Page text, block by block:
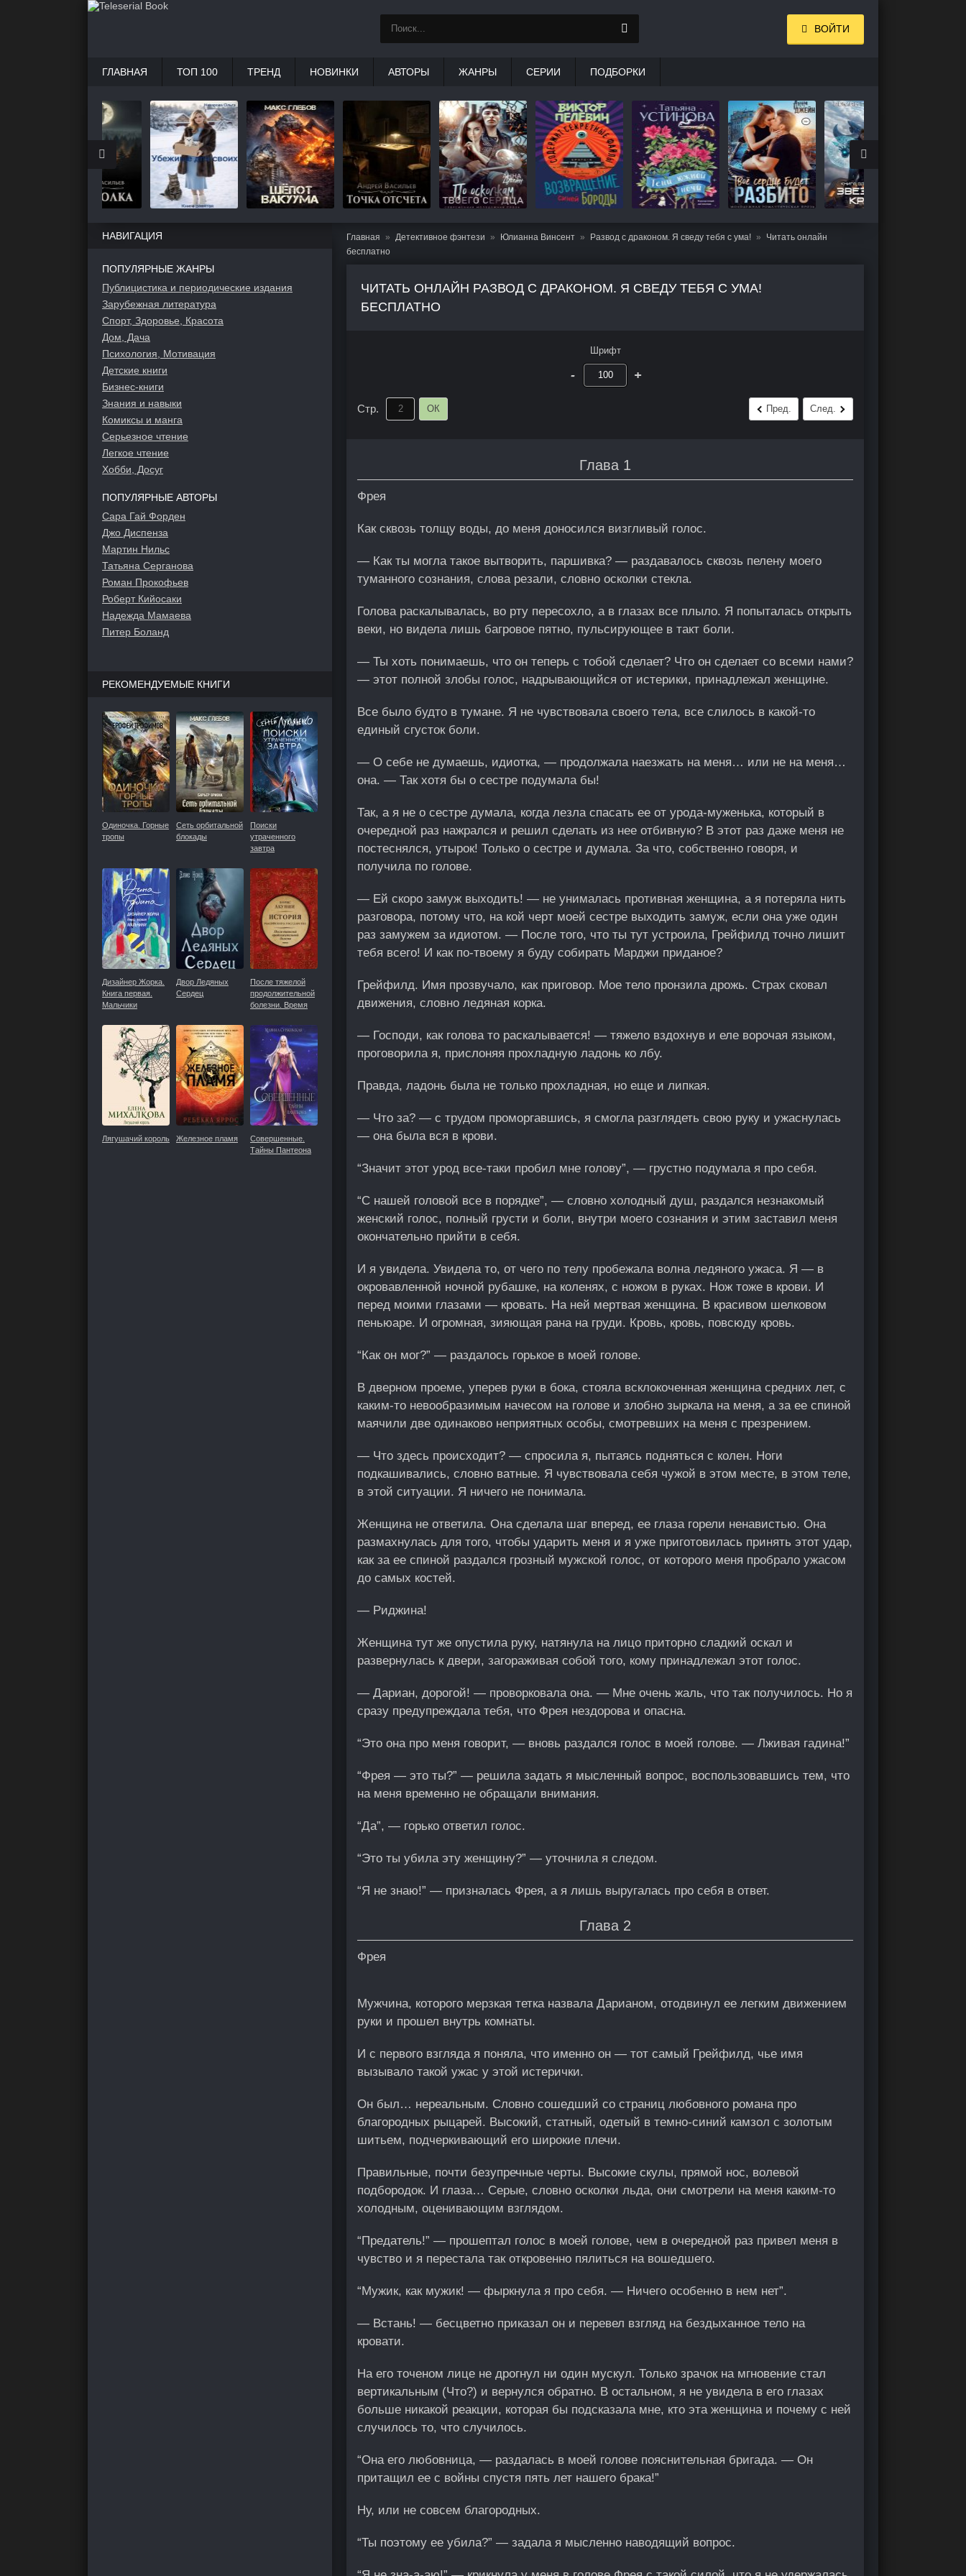
Главная Детективное фэнтези Юлианна Винсент Развод с драконом. Я сведу тебя с ума!
Читать онлайн
бесплатно
ЧИТАТЬ ОНЛАЙН РАЗВОД С ДРАКОНОМ. Я СВЕДУ ТЕБЯ С УМА!
БЕСПЛАТНО
Шрифт
- +
Стр. ОК Пред. След.
Глава 1
Фрея
Как сквозь толщу воды, до меня доносился визгливый голос.
— Как ты могла такое вытворить, паршивка? — раздавалось сквозь пелену моего
туманного сознания, слова резали, словно осколки стекла.
Голова раскалывалась, во рту пересохло, а в глазах все плыло. Я попыталась открыть
веки, но видела лишь багровое пятно, пульсирующее в такт боли.
— Ты хоть понимаешь, что он теперь с тобой сделает? Что он сделает со всеми нами?
— этот полной злобы голос, надрывающийся от истерики, принадлежал женщине.
Все было будто в тумане. Я не чувствовала своего тела, все слилось в какой-то
единый сгусток боли.
— О себе не думаешь, идиотка, — продолжала наезжать на меня… или не на меня…
она. — Так хотя бы о сестре подумала бы!
Так, а я не о сестре думала, когда лезла спасать ее от урода-муженька, который в
очередной раз нажрался и решил сделать из нее отбивную? В этот раз даже меня не
постеснялся, утырок! Только о сестре и думала. За что, собственно говоря, и
получила по голове.
— Ей скоро замуж выходить! — не унималась противная женщина, а я потеряла нить
разговора, потому что, на кой черт моей сестре выходить замуж, если она уже один
раз замужем за идиотом. — После того, что ты тут устроила, Грейфилд точно лишит
тебя всего! И как по-твоему я буду собирать Марджи приданое?
Грейфилд. Имя прозвучало, как приговор. Мое тело пронзила дрожь. Страх сковал
движения, словно ледяная корка.
— Господи, как голова то раскалывается! — тяжело вздохнув и еле ворочая языком,
проговорила я, прислоняя прохладную ладонь ко лбу.
Правда, ладонь была не только прохладная, но еще и липкая.
— Что за? — с трудом проморгавшись, я смогла разглядеть свою руку и ужаснулась
— она была вся в крови.
“Значит этот урод все-таки пробил мне голову”, — грустно подумала я про себя.
“С нашей головой все в порядке”, — словно холодный душ, раздался незнакомый
женский голос, полный грусти и боли, внутри моего сознания и этим заставил меня
окончательно прийти в себя.
И я увидела. Увидела то, от чего по телу пробежала волна ледяного ужаса. Я — в
окровавленной ночной рубашке, на коленях, с ножом в руках. Нож тоже в крови. И
перед моими глазами — кровать. На ней мертвая женщина. В красивом шелковом
пеньюаре. И огромная, зияющая рана на груди. Кровь, кровь, повсюду кровь.
“Как он мог?” — раздалось горькое в моей голове.
В дверном проеме, уперев руки в бока, стояла всклокоченная женщина средних лет, с
каким-то невообразимым начесом на голове и злобно зыркала на меня, а за ее спиной
маячили две одинаково неприятных особы, смотревших на меня с презрением.
— Что здесь происходит? — спросила я, пытаясь подняться с колен. Ноги
подкашивались, словно ватные. Я чувствовала себя чужой в этом месте, в этом теле,
в этой ситуации. Я ничего не понимала.
Женщина не ответила. Она сделала шаг вперед, ее глаза горели ненавистью. Она
размахнулась для того, чтобы ударить меня и я уже приготовилась принять этот удар,
как за ее спиной раздался грозный мужской голос, от которого меня пробрало ужасом
до самых костей.
— Риджина!
Женщина тут же опустила руку, натянула на лицо приторно сладкий оскал и
развернулась к двери, загораживая собой того, кому принадлежал этот голос.
— Дариан, дорогой! — проворковала она. — Мне очень жаль, что так получилось. Но я
сразу предупреждала тебя, что Фрея нездорова и опасна.
“Это она про меня говорит, — вновь раздался голос в моей голове. — Лживая гадина!”
“Фрея — это ты?” — решила задать я мысленный вопрос, воспользовавшись тем, что
на меня временно не обращали внимания.
“Да”, — горько ответил голос.
“Это ты убила эту женщину?” — уточнила я следом.
“Я не знаю!” — призналась Фрея, а я лишь выругалась про себя в ответ.
Глава 2
Фрея
Мужчина, которого мерзкая тетка назвала Дарианом, отодвинул ее легким движением
руки и прошел внутрь комнаты.
И с первого взгляда я поняла, что именно он — тот самый Грейфилд, чье имя
вызывало такой ужас у этой истерички.
Он был… нереальным. Словно сошедший со страниц любовного романа про
благородных рыцарей. Высокий, статный, одетый в темно-синий камзол с золотым
шитьем, подчеркивающий его широкие плечи.
Правильные, почти безупречные черты. Высокие скулы, прямой нос, волевой
подбородок. И глаза… Серые, словно осколки льда, они смотрели на меня каким-то
холодным, оценивающим взглядом.
“Предатель!” — прошептал голос в моей голове, чем в очередной раз привел меня в
чувство и я перестала так откровенно пялиться на вошедшего.
“Мужик, как мужик! — фыркнула я про себя. — Ничего особенно в нем нет”.
— Встань! — бесцветно приказал он и перевел взгляд на бездыханное тело на
кровати.
На его точеном лице не дрогнул ни один мускул. Только зрачок на мгновение стал
вертикальным (Что?) и вернулся обратно. В остальном, я не увидела в его глазах
больше никакой реакции, которая бы подсказала мне, кто эта женщина и почему с ней
случилось то, что случилось.
“Она его любовница, — раздалась в моей голове пояснительная бригада. — Он
притащил ее с войны спустя пять лет нашего брака!”
Ну, или не совсем благородных.
“Ты поэтому ее убила?” — задала я мысленно наводящий вопрос.
НАВИГАЦИЯ
ПОПУЛЯРНЫЕ ЖАНРЫ
Публицистика и периодические издания
Зарубежная литература
Спорт, Здоровье, Красота
Дом, Дача
Психология, Мотивация
Детские книги
Бизнес-книги
Знания и навыки
Комиксы и манга
Серьезное чтение
Легкое чтение
Хобби, Досуг
ПОПУЛЯРНЫЕ АВТОРЫ
Сара Гай Форден
Джо Диспенза
Мартин Нильс
Татьяна Серганова
Роман Прокофьев
Роберт Кийосаки
Надежда Мамаева
Питер Боланд
РЕКОМЕНДУЕМЫЕ КНИГИ
Одиночка. Горные
тропы
Сеть орбитальной
блокады
Поиски
утраченного
завтра
Дизайнер Жорка.
Книга первая.
Мальчики
Двор Ледяных
Сердец
После тяжелой
продолжительной
болезни. Время
Лягушачий король Железное пламя
Совершенные.
Тайны Пантеона
ВОЙТИ
ГЛАВНАЯ ТОП 100 ТРЕНД НОВИНКИ АВТОРЫ ЖАНРЫ СЕРИИ ПОДБОРКИ